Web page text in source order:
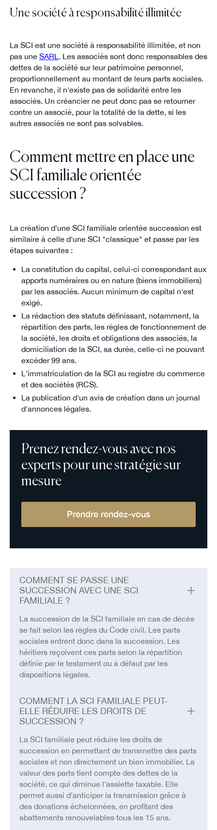
Une société à responsabilité illimitée
La SCI est une société à responsabilité illimitée, et non
pas une SARL . Les associés sont donc responsables des
dettes de la société sur leur patrimoine personnel,
proportionnellement au montant de leurs parts sociales.
En revanche, il n'existe pas de solidarité entre les
associés. Un créancier ne peut donc pas se retourner
contre un associé, pour la totalité de la dette, si les
autres associés ne sont pas solvables.
Comment mettre en place une
SCI familiale orientée
succession ?
La création d'une SCI familiale orientée succession est
similaire à celle d'une SCI "classique" et passe par les
étapes suivantes :
La constitution du capital, celui-ci correspondant aux
apports numéraires ou en nature (biens immobiliers)
par les associés. Aucun minimum de capital n'est
exigé.
La rédaction des statuts définissant, notamment, la
répartition des parts, les règles de fonctionnement de
la société, les droits et obligations des associés, la
domiciliation de la SCI, sa durée, celle-ci ne pouvant
excéder 99 ans.
L'immatriculation de la SCI au registre du commerce
et des sociétés (RCS).
La publication d'un avis de création dans un journal
d'annonces légales.
Prenez rendez-vous avec nos
experts pour une stratégie sur
mesure
Prendre rendez-vous
COMMENT SE PASSE UNE
SUCCESSION AVEC UNE SCI
FAMILIALE ?
La succession de la SCI familiale en cas de décès
se fait selon les règles du Code civil. Les parts
sociales entrent donc dans la succession. Les
héritiers reçoivent ces parts selon la répartition
définie par le testament ou à défaut par les
dispositions légales.
COMMENT LA SCI FAMILIALE PEUT-
ELLE RÉDUIRE LES DROITS DE
SUCCESSION ?
La SCI familiale peut réduire les droits de
succession en permettant de transmettre des parts
sociales et non directement un bien immobilier. La
valeur des parts tient compte des dettes de la
société, ce qui diminue l’assiette taxable. Elle
permet aussi d’anticiper la transmission grâce à
des donations échelonnées, en profitant des
abattements renouvelables tous les 15 ans.